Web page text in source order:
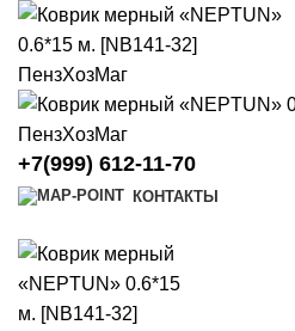
+7(999) 612-11-70
КОНТАКТЫ